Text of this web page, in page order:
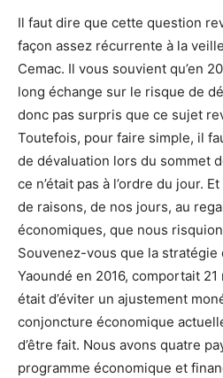
Il faut dire que cette question
façon assez récurrente à la
Cemac. Il vous souvient qu’en
long échange sur le risque de
donc pas surpris que ce sujet
Toutefois, pour faire simple, il
de dévaluation lors du sommet
ce n’était pas à l’ordre du jour.
de raisons, de nos jours, au
économiques, que nous
Souvenez-vous que la stratégie
Yaoundé en 2016, comportait
était d’éviter un ajustement
conjoncture économique
d’être fait. Nous avons quatre
programme économique et